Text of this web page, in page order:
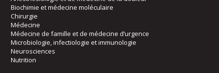
Biochimie et médecine moléculaire
Chirurgie
Médecine
Médecine de famille et de médecine d’urgence
Microbiologie, infectiologie et immunologie
Neurosciences
Nutrition